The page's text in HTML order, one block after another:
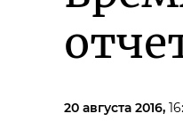
20 августа 2016,